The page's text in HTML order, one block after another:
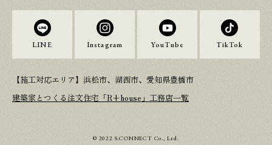
LINE Instagram YouTube TikTok
【施工対応エリア】浜松市、湖西市、愛知県豊橋市
建築家とつくる注文住宅「R+house」工務店一覧
© 2022 S.CONNECT Co., Ltd.